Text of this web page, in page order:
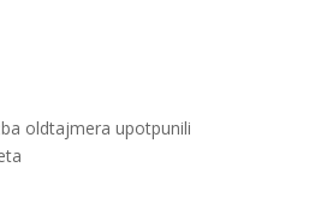
oldtajmera upotpunili